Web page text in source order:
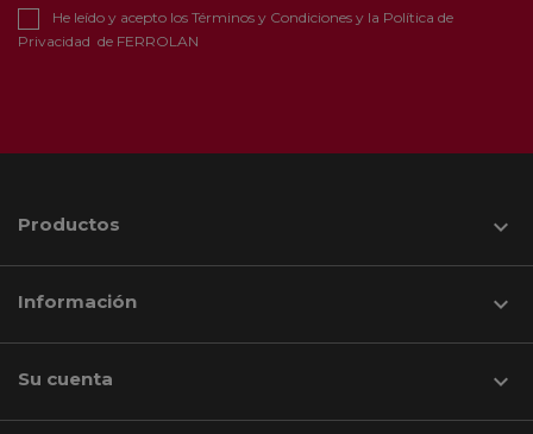
He leído y acepto los Términos y Condiciones y la Política de
Privacidad de FERROLAN
Productos 
Información 
Su cuenta 